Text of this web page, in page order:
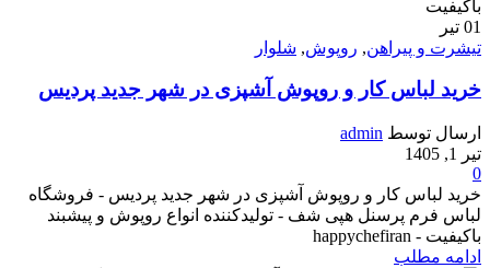
01 تیر
تیشرت و پیراهن, روپوش, شلوار
خرید لباس کار و روپوش آشپزی در شهر جدید پردیس
ارسال توسط admin
تیر 1, 1405
0
خرید لباس کار و روپوش آشپزی در شهر جدید پردیس - فروشگاه
لباس فرم پرسنل هپی شف - تولیدکننده انواع روپوش و پیشبند
باکیفیت - happychefiran
ادامه مطلب